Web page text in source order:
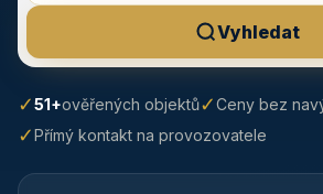
Vyhledat
✓51+ověřených objektů✓Ceny bez
✓Přímý kontakt na provozovatele